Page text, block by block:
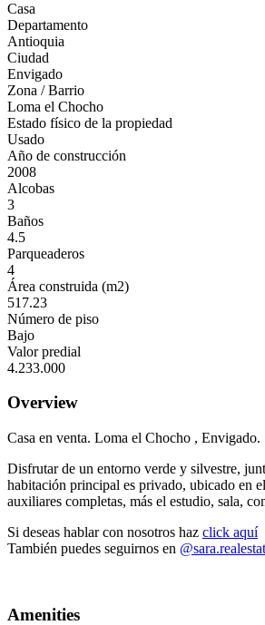
Casa
Departamento
Antioquia
Ciudad
Envigado
Zona / Barrio
Loma el Chocho
Estado físico de la propiedad
Usado
Año de construcción
2008
Alcobas
3
Baños
4.5
Parqueaderos
4
Área construida (m2)
517.23
Número de piso
Bajo
Valor predial
4.233.000
Overview
Casa en venta. Loma el Chocho , Envigado.
Disfrutar de un entorno verde y silvestre,
habitación principal es privado, ubicado en
auxiliares completas, más el estudio, sala,
Si deseas hablar con nosotros haz click aquí
También puedes seguirnos en
Amenities